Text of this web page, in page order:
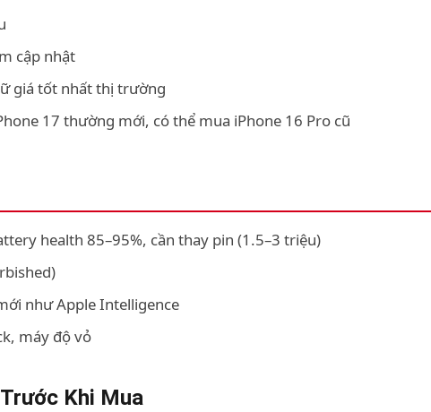
cập nhật
giá tốt nhất thị trường
17 thường mới, có thể mua iPhone 16 Pro cũ
health 85–95%, cần thay pin (1.5–3 triệu)
như Apple Intelligence
máy độ vỏ
Khi Mua